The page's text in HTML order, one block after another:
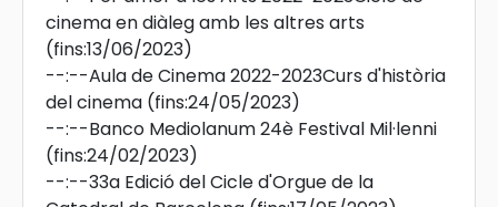
cinema en diàleg amb les altres arts
(fins:13/06/2023)
--:--Aula de Cinema 2022-2023Curs d'història
del cinema (fins:24/05/2023)
--:--Banco Mediolanum 24è Festival Mil·lenni
(fins:24/02/2023)
--:--33a Edició del Cicle d'Orgue de la